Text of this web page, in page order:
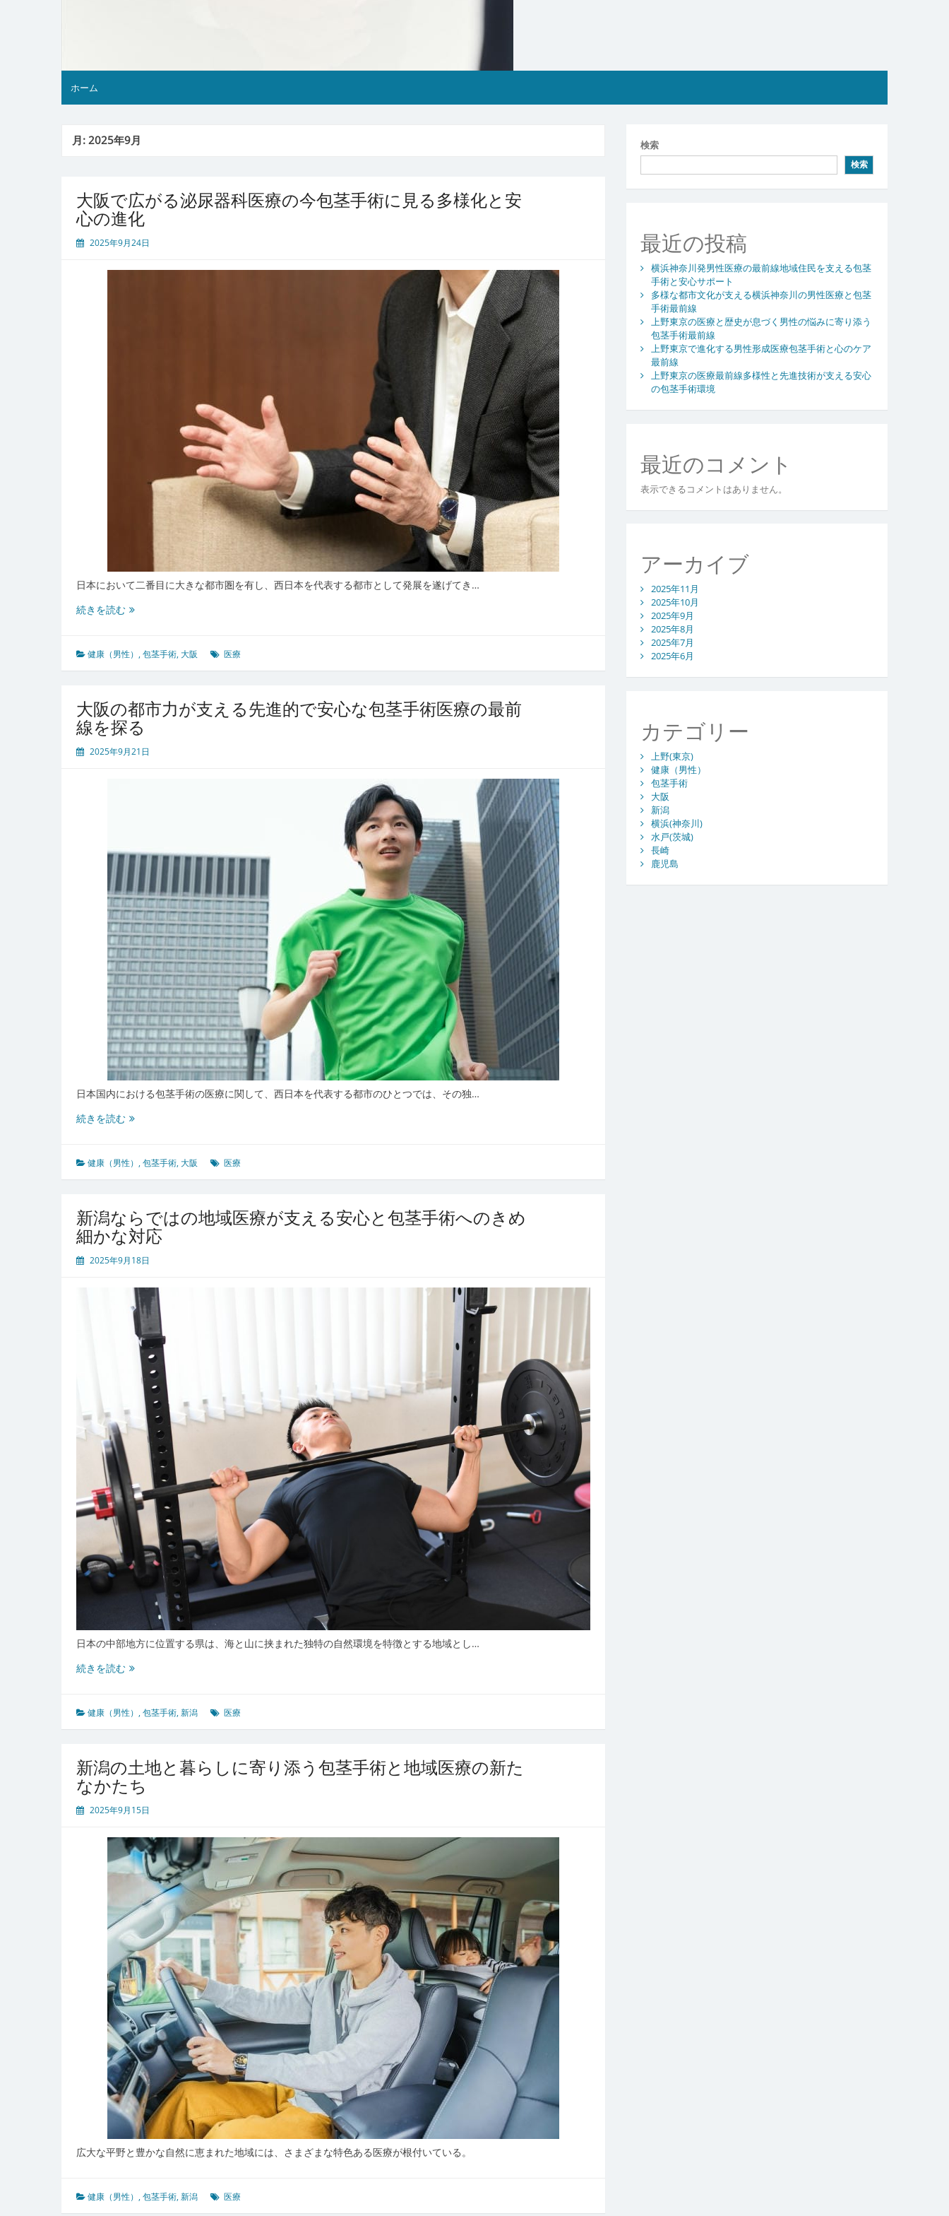
ホーム
月:2025年9月
大阪で広がる泌尿器科医療の今包茎手術に見る多様化と安
心の進化
2025年9月24日
日本において二番目に大きな都市圏を有し、西日本を代表する都市として発展を遂げてき…
続きを読む大
広
が
泌
尿
器
医
術
に
見
る
多
様
化
と
安
心
の
進
化
健康（男性） ,包茎手術,大阪 医療
大阪の都市力が支える先進的で安心な包茎手術医療の最前
線を探る
2025年9月21日
日本国内における包茎手術の医療に関して、西日本を代表する都市のひとつでは、その独…
続きを読む大
都
市
支
え
先
的
で
安
術
医
の
最
前
線
を
健康（男性） ,包茎手術,大阪 医療
新潟ならではの地域医療が支える安心と包茎手術へのきめ
細かな対応
2025年9月18日
日本の中部地方に位置する県は、海と山に挟まれた独特の自然環境を特徴とする地域とし…
続きを読む新
ら
で
地
域
療
支
え
る
心
と
包
茎
手
術
へ
の
き
め
細
か
な
対
応
健康（男性） ,包茎手術,新潟 医療
新潟の土地と暮らしに寄り添う包茎手術と地域医療の新た
なかたち
2025年9月15日
広大な平野と豊かな自然に恵まれた地域には、さまざまな特色ある医療が根付いている。
健康（男性） ,包茎手術,新潟 医療
検索
検索
最近の投稿
横浜神奈川発男性医療の最前線地域住民を支える包茎
手術と安心サポート
多様な都市文化が支える横浜神奈川の男性医療と包茎
手術最前線
上野東京の医療と歴史が息づく男性の悩みに寄り添う
包茎手術最前線
上野東京で進化する男性形成医療包茎手術と心のケア
最前線
上野東京の医療最前線多様性と先進技術が支える安心
の包茎手術環境
最近のコメント
表示できるコメントはありません。
アーカイブ
2025年11月
2025年10月
2025年9月
2025年8月
2025年7月
2025年6月
カテゴリー
上野(東京)
健康（男性）
包茎手術
大阪
新潟
横浜(神奈川)
水戸(茨城)
長崎
鹿児島